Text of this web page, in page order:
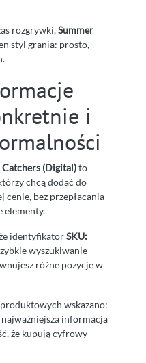
rozgrywki,Summer
styl grania: prosto,
i
Catchers (Digital)to
chcą dodać do
bez przepłacania
elementy.
identyfikatorSKU:
wyszukiwanie
różne pozycje w
wskazano:
najważniejsza informacja
że kupują cyfrowy